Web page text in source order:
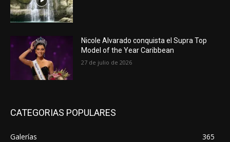
Nicole Alvarado conquista el Supra Top
Model of the Year Caribbean
27 de julio de 2026
CATEGORIAS POPULARES
Galerías
365